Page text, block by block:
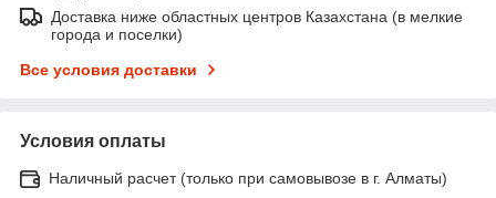
Доставка ниже областных центров Казахстана (в мелкие
города и поселки)
Все условия доставки
Условия оплаты
Наличный расчет (только при самовывозе в г. Алматы)